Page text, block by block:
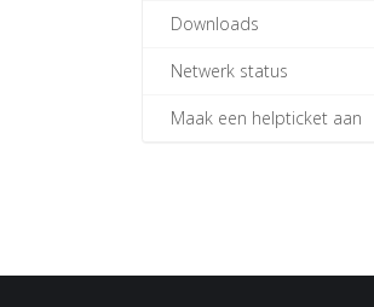
Downloads
Netwerk status
Maak een helpticket aan